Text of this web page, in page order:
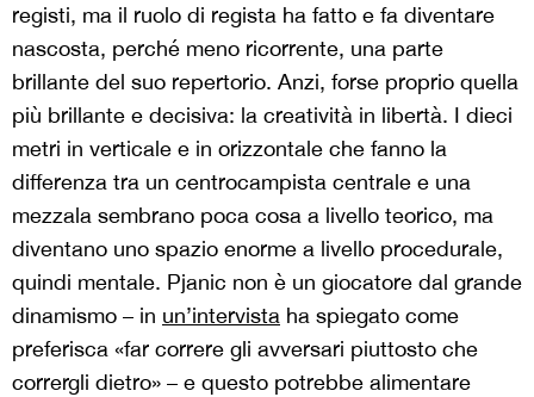
registi, ma il ruolo di regista ha fatto e fa diventare
nascosta, perché meno ricorrente, una parte
brillante del suo repertorio. Anzi, forse proprio quella
più brillante e decisiva: la creatività in libertà. I dieci
metri in verticale e in orizzontale che fanno la
differenza tra un centrocampista centrale e una
mezzala sembrano poca cosa a livello teorico, ma
diventano uno spazio enorme a livello procedurale,
quindi mentale. Pjanic non è un giocatore dal grande
dinamismo – in un’intervista ha spiegato come
preferisca «far correre gli avversari piuttosto che
corrergli dietro» – e questo potrebbe alimentare